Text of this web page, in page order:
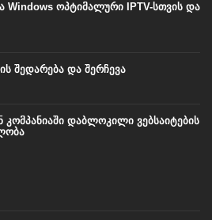
Windows ოპტიმალური IPTV-სთვის და
შედარება და შერჩევა
კომპანიაში დაბლოკილი ვებსაიტების